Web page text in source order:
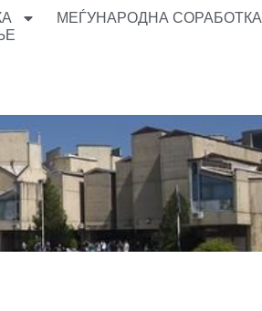
МЕЃУНАРОДНА СОРАБОТКА